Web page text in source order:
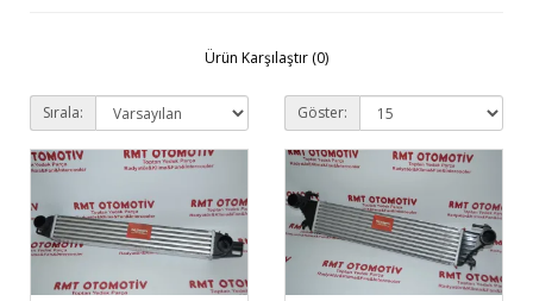
Ürün Karşılaştır (0)
Sırala: Göster: